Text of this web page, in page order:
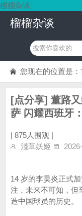
榴榴杂谈
榴榴杂谈
您现在的位置是：
[点分享] 董路
萨 闪耀西班牙
| 875人围观 |
淺草妖姬
14 岁的李昊炎正式
注，未来不可知，但
造中国球员的历史。